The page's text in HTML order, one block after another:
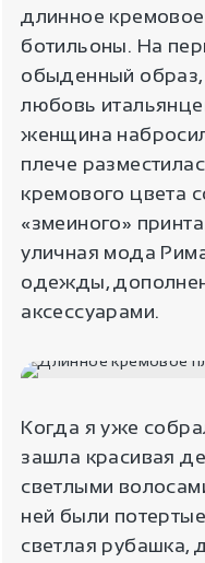
длинное
ботильоны. На
обыденный образ,
любовь
женщина
плече
кремового цвета
«змеиного»
уличная мода
одежды,
аксессуарами.
Когда я уже
зашла красивая
светлыми
ней были
светлая рубашка,